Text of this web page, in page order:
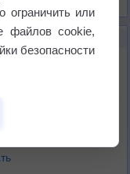
транспорт
через тень
ограничить или
файлов cookie,
безопасности